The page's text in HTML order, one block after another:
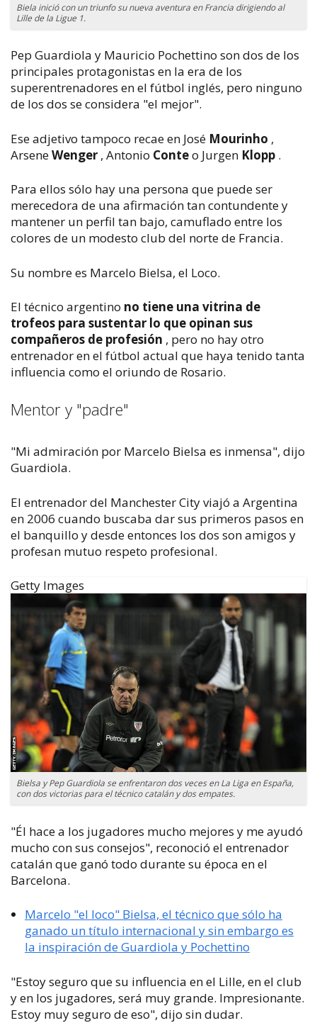
Biela inició con un triunfo su nueva aventura en Francia dirigiendo al
Lille de la Ligue 1.
Pep Guardiola y Mauricio Pochettino son dos de los
principales protagonistas en la era de los
superentrenadores en el fútbol inglés, pero ninguno
de los dos se considera "el mejor".
Ese adjetivo tampoco recae en José Mourinho ,
ArseneWenger , Antonio Conteo Jurgen Klopp .
Para ellos sólo hay una persona que puede ser
merecedora de una afirmación tan contundente y
mantener un perfil tan bajo, camuflado entre los
colores de un modesto club del norte de Francia.
Su nombre es Marcelo Bielsa, el Loco.
El técnico argentino no tiene una vitrina de
trofeos para sustentar lo que opinan sus
compañeros de profesión , pero no hay otro
entrenador en el fútbol actual que haya tenido tanta
influencia como el oriundo de Rosario.
Mentor y "padre"
"Mi admiración por Marcelo Bielsa es inmensa", dijo
Guardiola.
El entrenador del Manchester City viajó a Argentina
en 2006 cuando buscaba dar sus primeros pasos en
el banquillo y desde entonces los dos son amigos y
profesan mutuo respeto profesional.
Getty Images
Bielsa y Pep Guardiola se enfrentaron dos veces en La Liga en España,
con dos victorias para el técnico catalán y dos empates.
"Él hace a los jugadores mucho mejores y me ayudó
mucho con sus consejos", reconoció el entrenador
catalán que ganó todo durante su época en el
Barcelona.
Marcelo "el loco" Bielsa, el técnico que sólo ha
ganado un título internacional y sin embargo es
la inspiración de Guardiola y Pochettino
"Estoy seguro que su influencia en el Lille, en el club
y en los jugadores, será muy grande. Impresionante.
Estoy muy seguro de eso", dijo sin dudar.